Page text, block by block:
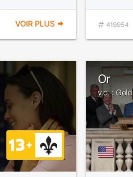
VOIR PLUS 419954
Or
v.o. : Gold